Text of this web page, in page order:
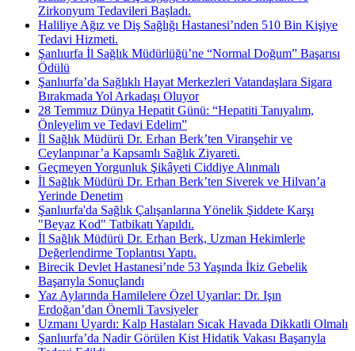
Zirkonyum Tedavileri Başladı.
Haliliye Ağız ve Diş Sağlığı Hastanesi’nden 510 Bin Kişiye
Tedavi Hizmeti.
Şanlıurfa İl Sağlık Müdürlüğü’ne “Normal Doğum” Başarısı
Ödülü
Şanlıurfa’da Sağlıklı Hayat Merkezleri Vatandaşlara Sigara
Bırakmada Yol Arkadaşı Oluyor
28 Temmuz Dünya Hepatit Günü: “Hepatiti Tanıyalım,
Önleyelim ve Tedavi Edelim”
İl Sağlık Müdürü Dr. Erhan Berk’ten Viranşehir ve
Ceylanpınar’a Kapsamlı Sağlık Ziyareti.
Geçmeyen Yorgunluk Şikâyeti Ciddiye Alınmalı
İl Sağlık Müdürü Dr. Erhan Berk’ten Siverek ve Hilvan’a
Yerinde Denetim
Şanlıurfa'da Sağlık Çalışanlarına Yönelik Şiddete Karşı
"Beyaz Kod" Tatbikatı Yapıldı.
İl Sağlık Müdürü Dr. Erhan Berk, Uzman Hekimlerle
Değerlendirme Toplantısı Yaptı.
Birecik Devlet Hastanesi’nde 53 Yaşında İkiz Gebelik
Başarıyla Sonuçlandı
Yaz Aylarında Hamilelere Özel Uyarılar: Dr. Işın
Erdoğan’dan Önemli Tavsiyeler
Uzmanı Uyardı: Kalp Hastaları Sıcak Havada Dikkatli Olmalı
Şanlıurfa’da Nadir Görülen Kist Hidatik Vakası Başarıyla